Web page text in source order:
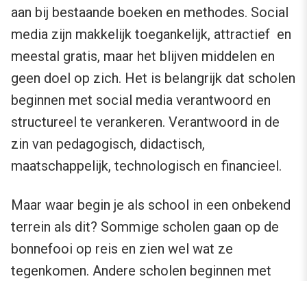
aan bij bestaande boeken en methodes. Social
media zijn makkelijk toegankelijk, attractief en
meestal gratis, maar het blijven middelen en
geen doel op zich. Het is belangrijk dat scholen
beginnen met social media verantwoord en
structureel te verankeren. Verantwoord in de
zin van pedagogisch, didactisch,
maatschappelijk, technologisch en financieel.
Maar waar begin je als school in een onbekend
terrein als dit? Sommige scholen gaan op de
bonnefooi op reis en zien wel wat ze
tegenkomen. Andere scholen beginnen met